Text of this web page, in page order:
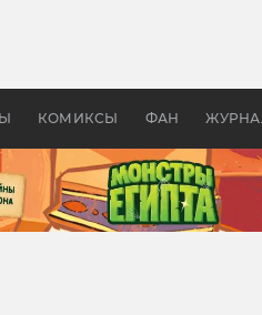
КОМИКСЫ ФАН
—
бы